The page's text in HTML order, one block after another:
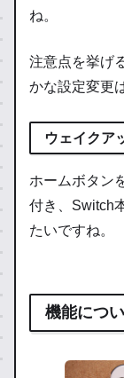
ね。
注意点を挙げ
かな設定変更
ウェイクア
ホームボタン
付き、Switch
たいですね。
機能につ